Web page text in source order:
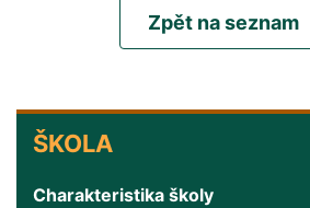
ŠKOLA
ŠKOLA
Charakteristika školy
Zpět na seznam